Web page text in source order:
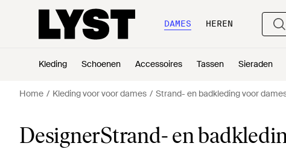
DAMES HEREN
Kleding Schoenen Accessoires Tassen Sieraden
Home Kleding voor voor dames Strand- en badkleding voor
DesignerStrand- en